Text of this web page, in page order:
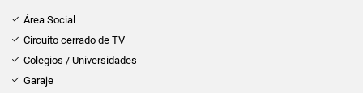
Área Social
Circuito cerrado de TV
Colegios / Universidades
Garaje